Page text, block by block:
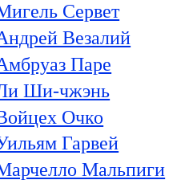
Сервет
Везалий
Паре
Ши-чжэнь
Очко
Гарвей
Мальпиги